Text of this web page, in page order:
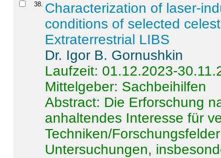
38. Characterization of laser-
conditions of selected
Extraterrestrial LIBS
Dr. Igor B. Gornushkin
Laufzeit: 01.12.2023-
Mittelgeber: Sachbeihilfen
Abstract: Die Erforschung
anhaltendes Interesse für
Techniken/
Untersuchungen,